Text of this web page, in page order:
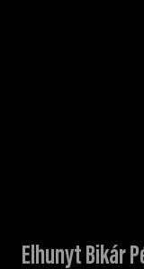
Elhunyt Bikár